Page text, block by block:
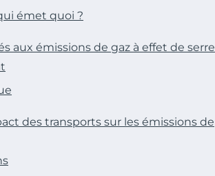
émet quoi ?
aux émissions de gaz à effet de serre
des transports sur les émissions de